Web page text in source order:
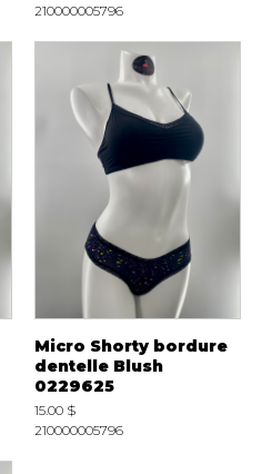
210000005796
Micro Shorty bordure
dentelle Blush
0229625
15.00 $
210000005796